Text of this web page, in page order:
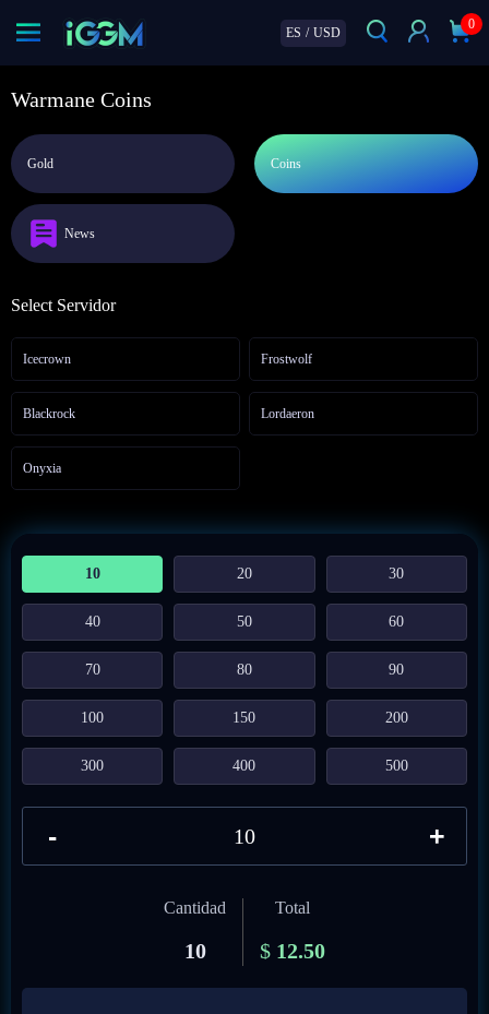
ES / USD
0
Warmane Coins
Gold Coins
News
Select Servidor
Icecrown Frostwolf
Blackrock Lordaeron
Onyxia
10 20 30
40 50 60
70 80 90
100 150 200
300 400 500
- +
Cantidad
10
Total
$ 12.50